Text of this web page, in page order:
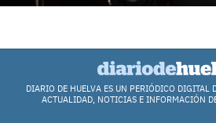
DIARIO DE HUELVA ES UN PERIÓDICO DIGITAL
ACTUALIDAD, NOTICIAS E INFORMACIÓN